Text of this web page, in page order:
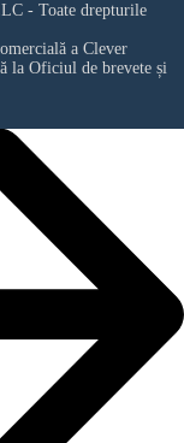
- Toate drepturile
a Clever
la Oficiul de brevete și